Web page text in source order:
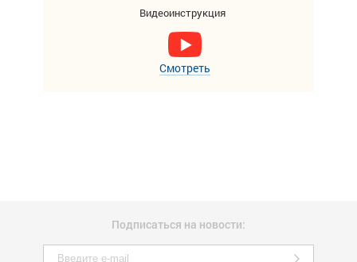
Видеоинструкция
Смотреть
Подписаться на новости: